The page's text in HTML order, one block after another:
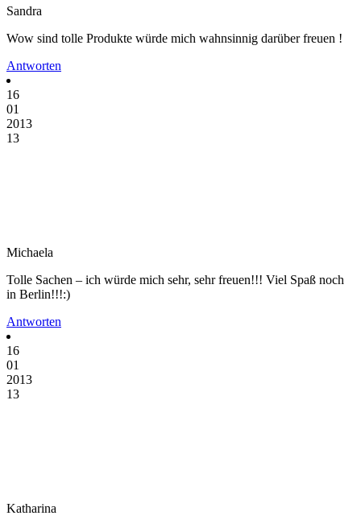
Sandra
Wow sind tolle Produkte würde mich wahnsinnig darüber freuen !
Antworten
16
01
2013
13
Michaela
Tolle Sachen – ich würde mich sehr, sehr freuen!!! Viel Spaß noch
in Berlin!!!:)
Antworten
16
01
2013
13
Katharina